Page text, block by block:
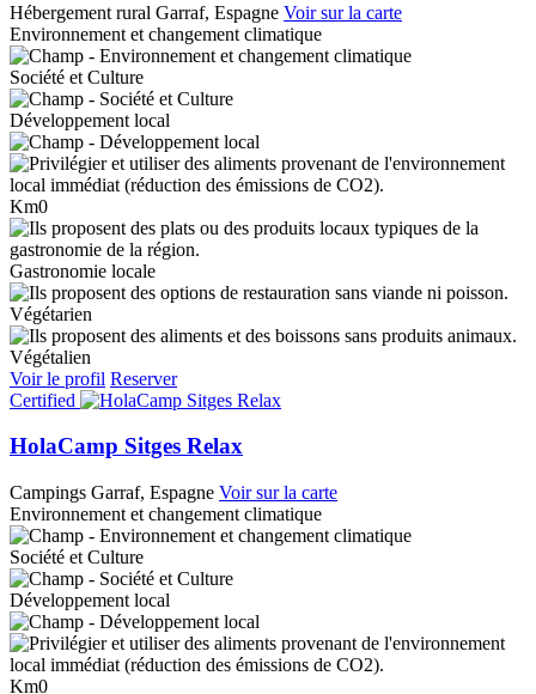
Hébergement rural Garraf, Espagne Voir sur la carte
Environnement et changement climatique
Société et Culture
Développement local
Km0
Gastronomie locale
Végétarien
Végétalien
Voir le profil Reserver
Certified
HolaCamp Sitges Relax
Campings Garraf, Espagne Voir sur la carte
Environnement et changement climatique
Société et Culture
Développement local
Km0